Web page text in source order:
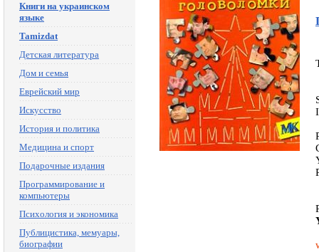
Книги на украинском
языке
Tamizdat
Детская литература
Дом и семья
Еврейский мир
Искусство
История и политика
Медицина и спорт
Подарочные издания
Программирование и
компьютеры
Психология и экономика
Публицистика, мемуары,
биографии